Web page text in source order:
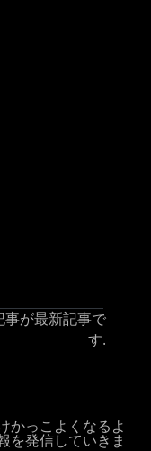
事が最新記事で
す.
かっこよくなるよ
を発信していきま